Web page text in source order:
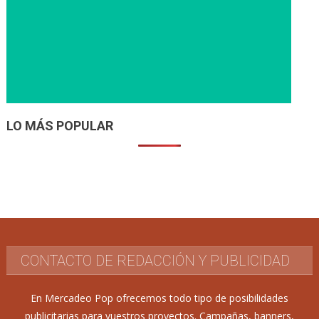
LO MÁS POPULAR
CONTACTO DE REDACCIÓN Y PUBLICIDAD
En Mercadeo Pop ofrecemos todo tipo de posibilidades
publicitarias para vuestros proyectos. Campañas, banners,